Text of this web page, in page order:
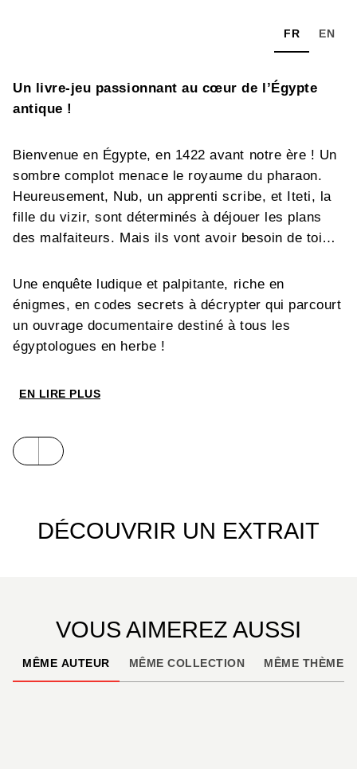
FR EN
Un livre-jeu passionnant au cœur de l’Égypte
antique !
Bienvenue en Égypte, en 1422 avant notre ère ! Un
sombre complot menace le royaume du pharaon.
Heureusement, Nub, un apprenti scribe, et Iteti, la
fille du vizir, sont déterminés à déjouer les plans
des malfaiteurs. Mais ils vont avoir besoin de toi…
Une enquête ludique et palpitante, riche en
énigmes, en codes secrets à décrypter qui parcourt
un ouvrage documentaire destiné à tous les
égyptologues en herbe !
EN LIRE PLUS
DÉCOUVRIR UN EXTRAIT
VOUS AIMEREZ AUSSI
MÊME AUTEUR MÊME COLLECTION MÊME THÈME